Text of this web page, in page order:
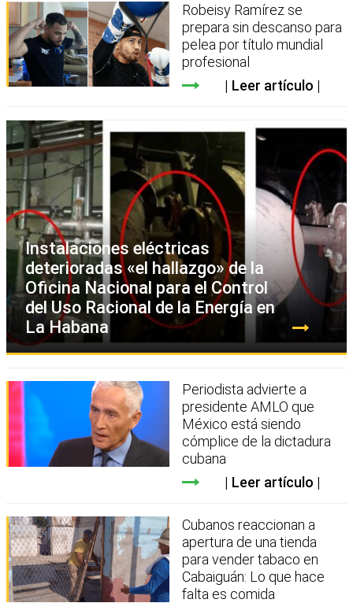
Robeisy Ramírez se
prepara sin descanso para
pelea por título mundial
profesional
Leer artículo
Instalaciones eléctricas
deterioradas «el hallazgo» de la
Oficina Nacional para el Control
del Uso Racional de la Energía en
La Habana
Periodista advierte a
presidente AMLO que
México está siendo
cómplice de la dictadura
cubana
Leer artículo
Cubanos reaccionan a
apertura de una tienda
para vender tabaco en
Cabaiguán: Lo que hace
falta es comida